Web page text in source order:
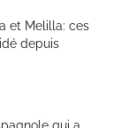
et Melilla: ces
depuis